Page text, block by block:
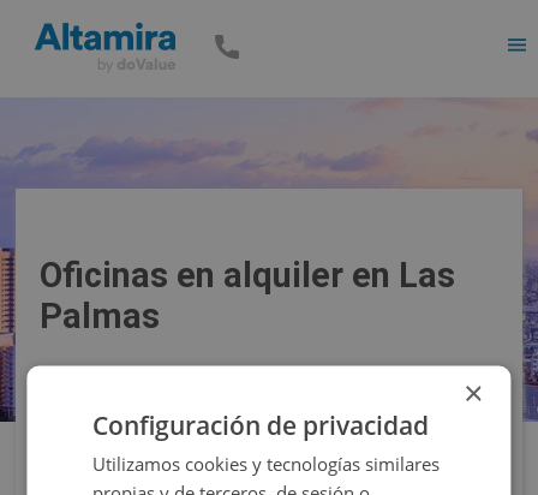
Oficinas en alquiler en Las
Palmas
Filtros
×
Configuración de privacidad
Utilizamos cookies y tecnologías similares